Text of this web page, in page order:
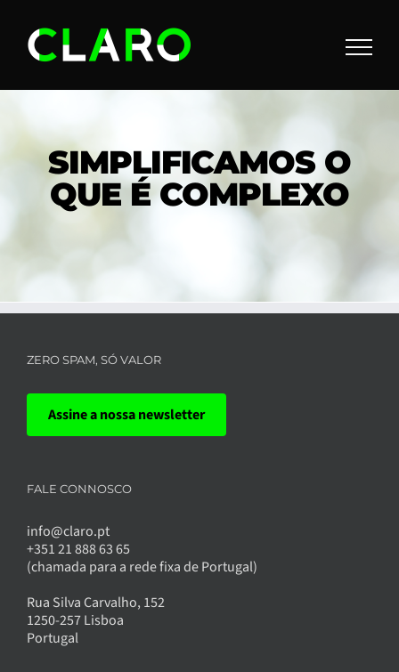
content
SIMPLIFICAMOS O
QUE É COMPLEXO
ZERO SPAM, SÓ VALOR
Assine a nossa newsletter
FALE CONNOSCO
info@claro.pt
+351 21 888 63 65
(chamada para a rede fixa de Portugal)
Rua Silva Carvalho, 152
1250-257 Lisboa
Portugal